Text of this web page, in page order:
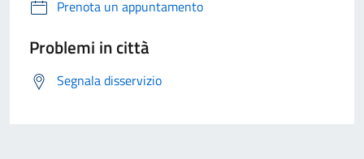
Prenota un appuntamento
Problemi in città
Segnala disservizio